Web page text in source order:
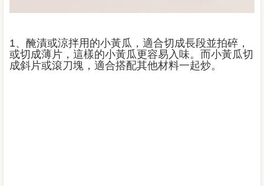
1、醃漬或涼拌用的小黃瓜，適合切成長段並拍碎，
或切成薄片，這樣的小黃瓜更容易入味。而小黃瓜切
成斜片或滾刀塊，適合搭配其他材料一起炒。